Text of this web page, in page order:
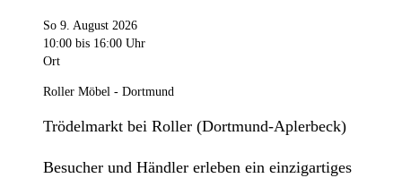
So 9. August 2026
10:00 bis 16:00 Uhr
Ort
Roller Möbel - Dortmund
Trödelmarkt bei Roller (Dortmund-Aplerbeck)
Besucher und Händler erleben ein einzigartiges